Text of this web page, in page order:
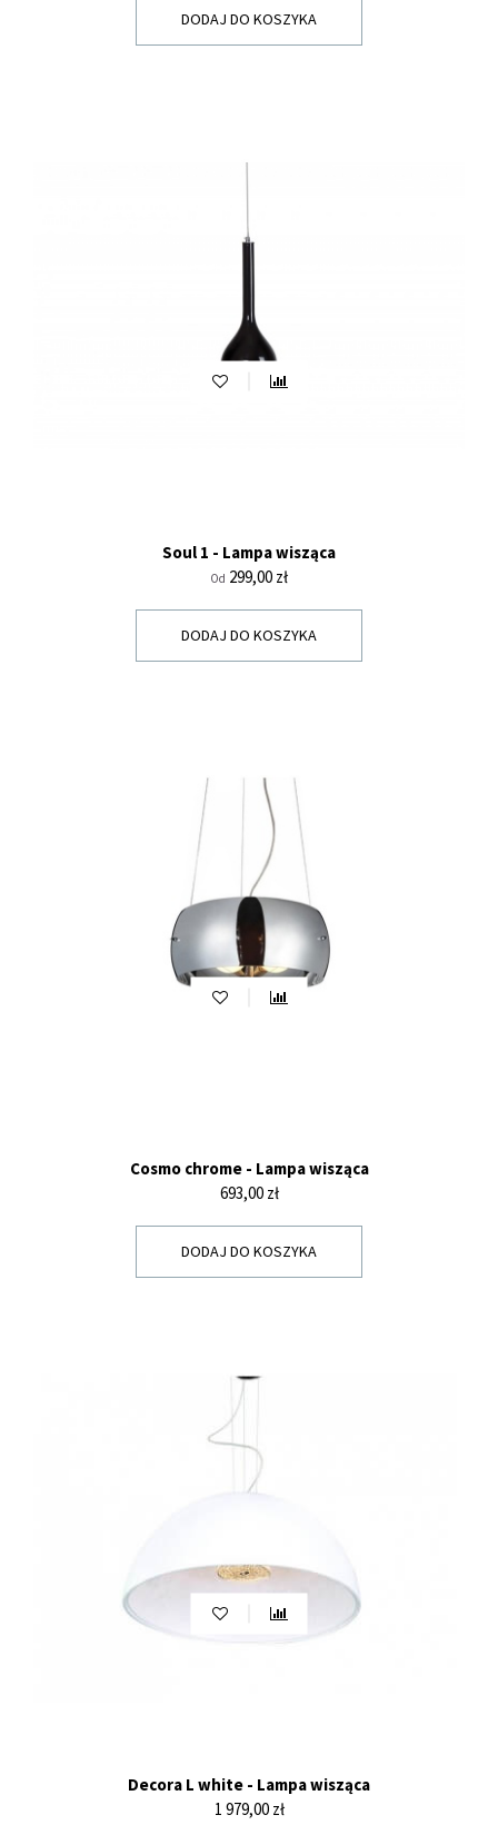
DODAJ DO KOSZYKA
Soul 1 - Lampa wisząca
Od Cena
299,00 zł
DODAJ DO KOSZYKA
Cosmo chrome - Lampa wisząca
Cena
693,00 zł
DODAJ DO KOSZYKA
Decora L white - Lampa wisząca
Cena
1 979,00 zł